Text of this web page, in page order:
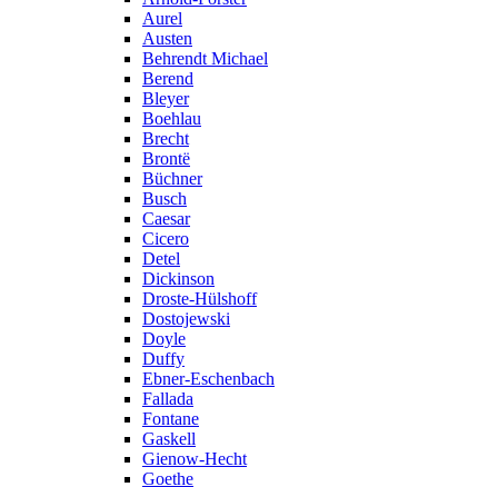
Aurel
Austen
Behrendt Michael
Berend
Bleyer
Boehlau
Brecht
Brontë
Büchner
Busch
Caesar
Cicero
Detel
Dickinson
Droste-Hülshoff
Dostojewski
Doyle
Duffy
Ebner-Eschenbach
Fallada
Fontane
Gaskell
Gienow-Hecht
Goethe